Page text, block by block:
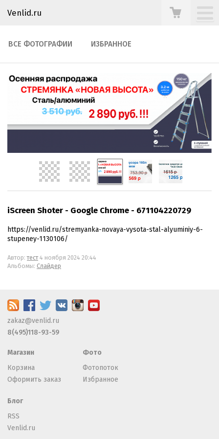
Venlid.ru
ВСЕ ФОТОГРАФИИ ИЗБРАННОЕ
iScreen Shoter - Google Chrome - 671104220729
https://venlid.ru/stremyanka-novaya-vysota-stal-alyuminiy-6-
stupeney-1130106/
Автор:тест4 ноября 2024 20:44
Альбомы: Слайдер
zakaz@venlid.ru
8(495)118-93-59
Магазин
Корзина
Оформить заказ
Фото
Фотопоток
Избранное
Блог
RSS
Venlid.ru